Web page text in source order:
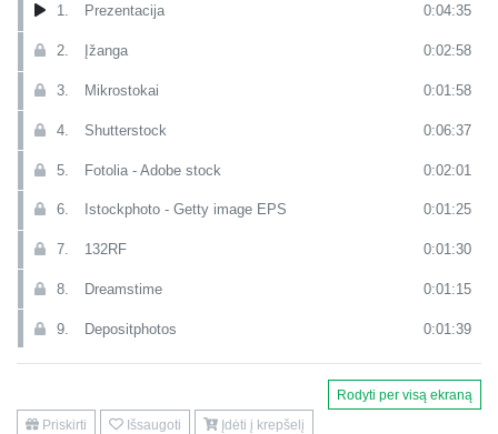
1. Prezentacija 0:04:35
2. Įžanga 0:02:58
3. Mikrostokai 0:01:58
4. Shutterstock 0:06:37
5. Fotolia - Adobe stock 0:02:01
6. Istockphoto - Getty image EPS 0:01:25
7. 132RF 0:01:30
8. Dreamstime 0:01:15
9. Depositphotos 0:01:39
10. Bigstockphoto 0:01:22
11. Creative market 0:02:41
Rodyti per visą ekraną
Priskirti
Išsaugoti Įdėti į krepšelį